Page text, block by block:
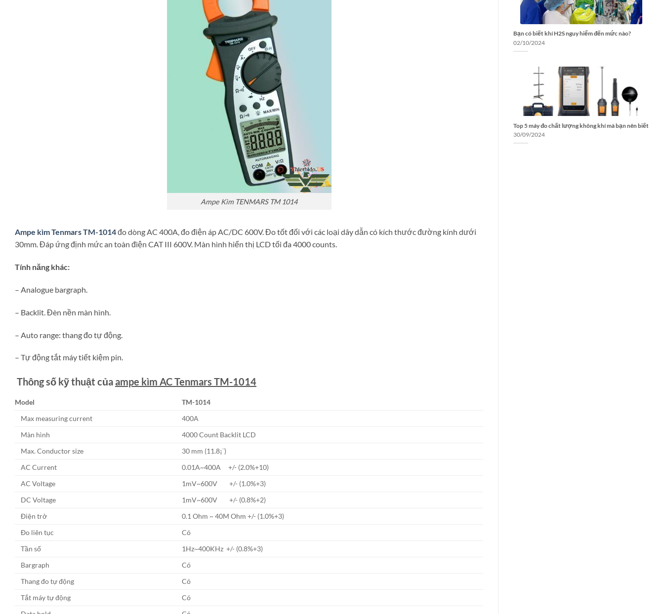
Ampe Kìm TENMARS TM 1014
Ampe kìm Tenmars TM-1014đo dòng AC 400A, đo điện áp AC/DC 600V. Đo tốt đối với các loại dây dẫn có kích thước đường kính dưới
30mm. Đáp ứng định mức an toàn điện CAT III 600V. Màn hình hiển thị LCD tối đa 4000 counts.
Tính năng khác:
– Analogue bargraph.
– Backlit. Đèn nền màn hình.
– Auto range: thang đo tự động.
– Tự động tắt máy tiết kiệm pin.
Thông số kỹ thuật của ampe kìm AC Tenmars TM-1014
Model
TM-1014
Max measuring current
400A
Màn hình
4000 Count Backlit LCD
Max. Conductor size
30 mm (11.8¡¨)
AC Current
0.01A~400A +/- (2.0%+10)
AC Voltage
1mV~600V +/- (1.0%+3)
DC Voltage
1mV~600V +/- (0.8%+2)
Điện trở
0.1 Ohm ~ 40M Ohm +/- (1.0%+3)
Đo liên tục
Có
Tần số
1Hz~400KHz +/- (0.8%+3)
Bargraph
Có
Thang đo tự động
Có
Tắt máy tự động
Có
Bạn có biết khí H2S nguy hiểm đến mức nào?
02/10/2024
Top 5 máy đo chất lượng không khí mà bạn nên biết
30/09/2024